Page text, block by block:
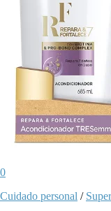
0
Cuidado personal /